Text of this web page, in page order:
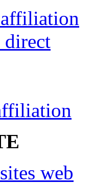
direct
web